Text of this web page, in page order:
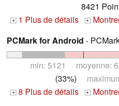
8421
+ 1 Plus de détails +
PCMark for Android -
min: 5121 moyenne:
(33%)
+ 8 Plus de détails +